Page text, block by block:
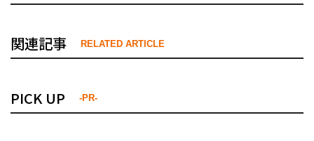
関連記事 RELATED ARTICLE
PICK UP -PR-